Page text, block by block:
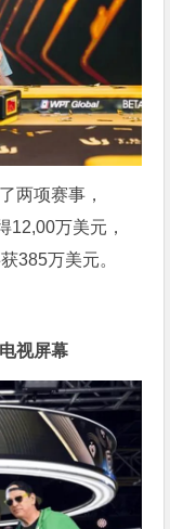
两项赛事，
12,00万美元，
385万美元。
视屏幕